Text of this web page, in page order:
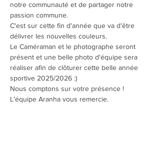
notre communauté et de partager notre
passion commune.
C'est sur cette fin d'année que va d'être
délivrer les nouvelles couleurs.
Le Caméraman et le photographe seront
présent et une belle photo d'équipe sera
réaliser afin de clôturer cette belle année
sportive 2025/2026 :)
Nous comptons sur votre présence !
L'équipe Aranha vous remercie.